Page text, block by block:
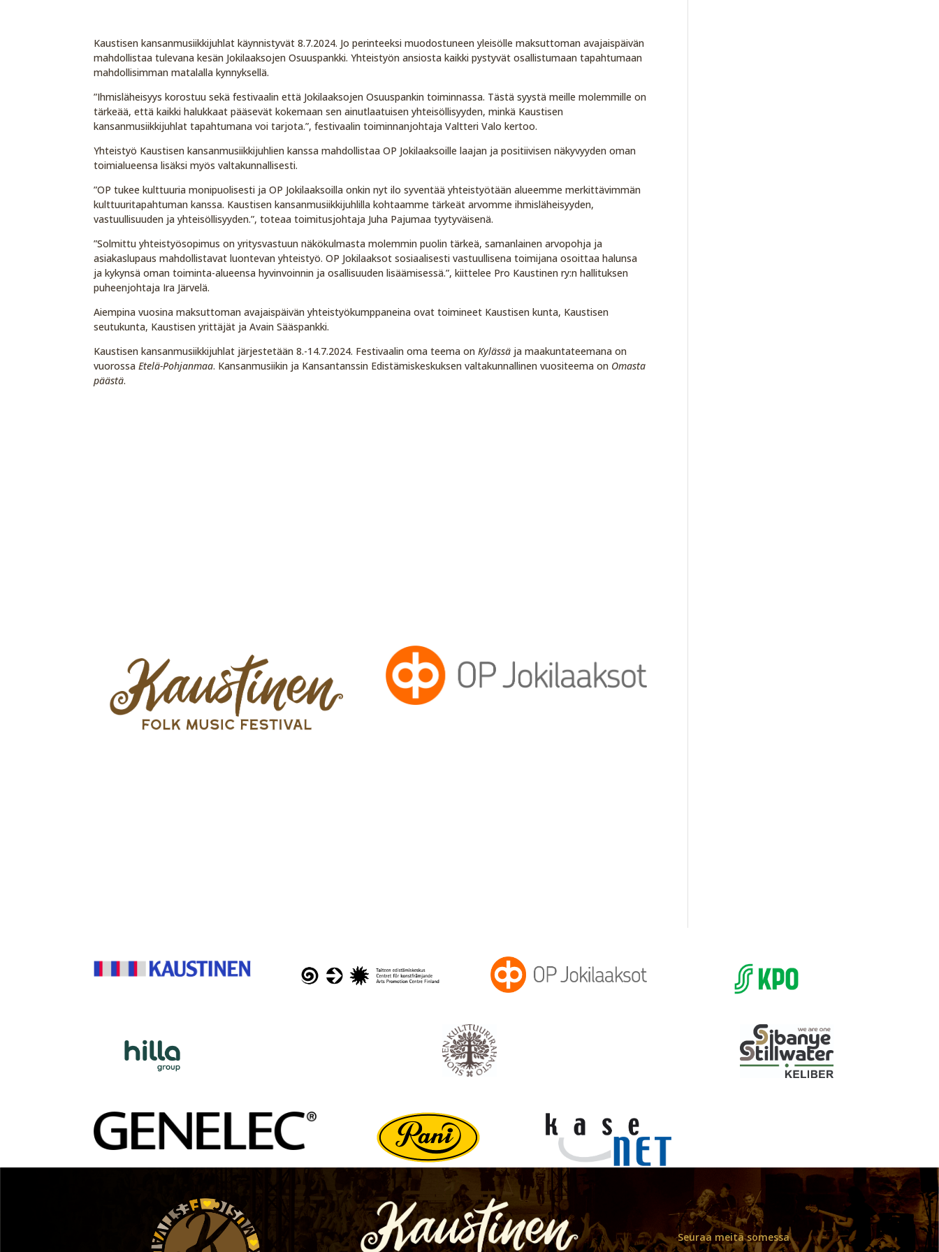
Kaustisen kansanmusiikkijuhlat käynnistyvät 8.7.2024. Jo perinteeksi muodostuneen yleisölle maksuttoman avajaispäivän
mahdollistaa tulevana kesän Jokilaaksojen Osuuspankki. Yhteistyön ansiosta kaikki pystyvät osallistumaan tapahtumaan
mahdollisimman matalalla kynnyksellä.
”Ihmisläheisyys korostuu sekä festivaalin että Jokilaaksojen Osuuspankin toiminnassa. Tästä syystä meille molemmille on
tärkeää, että kaikki halukkaat pääsevät kokemaan sen ainutlaatuisen yhteisöllisyyden, minkä Kaustisen
kansanmusiikkijuhlat tapahtumana voi tarjota.”, festivaalin toiminnanjohtaja Valtteri Valo kertoo.
Yhteistyö Kaustisen kansanmusiikkijuhlien kanssa mahdollistaa OP Jokilaaksoille laajan ja positiivisen näkyvyyden oman
toimialueensa lisäksi myös valtakunnallisesti.
”OP tukee kulttuuria monipuolisesti ja OP Jokilaaksoilla onkin nyt ilo syventää yhteistyötään alueemme merkittävimmän
kulttuuritapahtuman kanssa. Kaustisen kansanmusiikkijuhlilla kohtaamme tärkeät arvomme ihmisläheisyyden,
vastuullisuuden ja yhteisöllisyyden.”, toteaa toimitusjohtaja Juha Pajumaa tyytyväisenä.
”Solmittu yhteistyösopimus on yritysvastuun näkökulmasta molemmin puolin tärkeä, samanlainen arvopohja ja
asiakaslupaus mahdollistavat luontevan yhteistyö. OP Jokilaaksot sosiaalisesti vastuullisena toimijana osoittaa halunsa
ja kykynsä oman toiminta-alueensa hyvinvoinnin ja osallisuuden lisäämisessä.”, kiittelee Pro Kaustinen ry:n hallituksen
puheenjohtaja Ira Järvelä.
Aiempina vuosina maksuttoman avajaispäivän yhteistyökumppaneina ovat toimineet Kaustisen kunta, Kaustisen
seutukunta, Kaustisen yrittäjät ja Avain Sääspankki.
Kaustisen kansanmusiikkijuhlat järjestetään 8.-14.7.2024. Festivaalin oma teema onKylässä ja maakuntateemana on
vuorossaEtelä-Pohjanmaa. Kansanmusiikin ja Kansantanssin Edistämiskeskuksen valtakunnallinen vuositeema on Omasta
päästä.
Seuraa meitä somessa